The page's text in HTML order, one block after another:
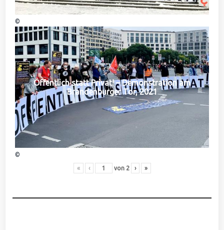
©
Öffentlich statt Privat! – Demonstration am
Brandenburger Tor, 2021
©
« ‹ von 2 › »